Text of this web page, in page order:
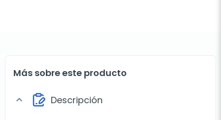
Más sobre este producto
expand_more Descripción